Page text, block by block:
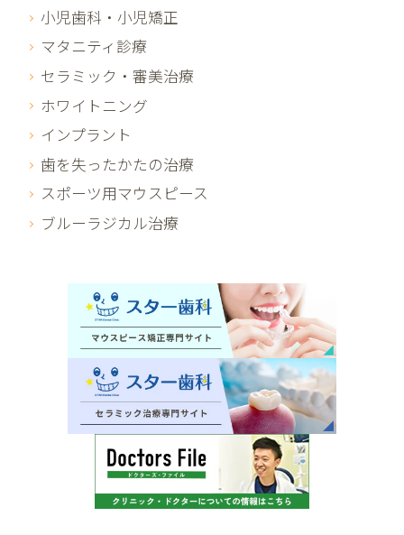
小児歯科・小児矯正
マタニティ診療
セラミック・審美治療
ホワイトニング
インプラント
歯を失ったかたの治療
スポーツ用マウスピース
ブルーラジカル治療